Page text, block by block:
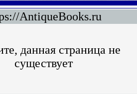
AntiqueBooks.ru
данная страница не
существует